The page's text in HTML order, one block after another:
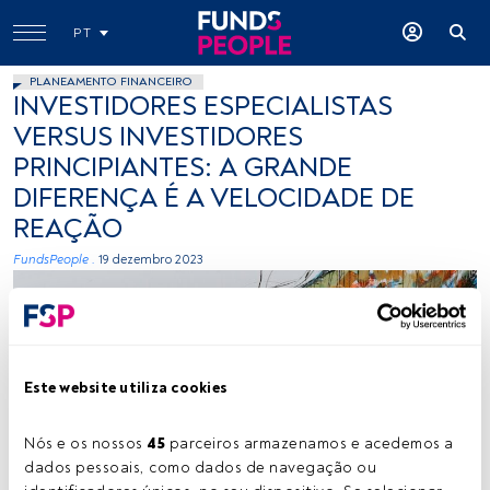
Este website utiliza cookies
Nós e os nossos 45 parceiros armazenamos e acedemos a
dados pessoais, como dados de navegação ou
PT
PLANEAMENTO FINANCEIRO
INVESTIDORES ESPECIALISTAS
VERSUS INVESTIDORES
PRINCIPIANTES: A GRANDE
DIFERENÇA É A VELOCIDADE DE
REAÇÃO
FundsPeople . 19 dezembro 2023
Créditos: Claudio Schwarz (Unsplash)